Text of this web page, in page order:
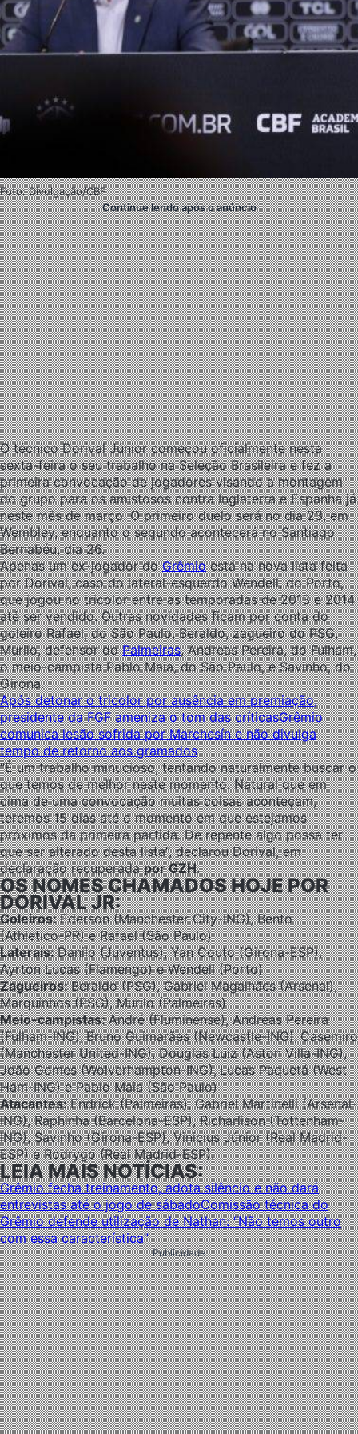
Foto: Divulgação/CBF
Continue lendo após o anúncio
O técnico Dorival Júnior começou oficialmente nesta
sexta-feira o seu trabalho na Seleção Brasileira e fez a
primeira convocação de jogadores visando a montagem
do grupo para os amistosos contra Inglaterra e Espanha já
neste mês de março. O primeiro duelo será no dia 23, em
Wembley, enquanto o segundo acontecerá no Santiago
Bernabéu, dia 26.
Apenas um ex-jogador doGrêmioestá na nova lista feita
por Dorival, caso do lateral-esquerdo Wendell, do Porto,
que jogou no tricolor entre as temporadas de 2013 e 2014
até ser vendido. Outras novidades ficam por conta do
goleiro Rafael, do São Paulo, Beraldo, zagueiro do PSG,
Murilo, defensor doPalmeiras, Andreas Pereira, do Fulham,
o meio-campista Pablo Maia, do São Paulo, e Savinho, do
Girona.
Após detonar o tricolor por ausência em premiação,
presidente da FGF ameniza o tom das críticasGrêmio
comunica lesão sofrida por Marchesín e não divulga
tempo de retorno aos gramados
“É um trabalho minucioso, tentando naturalmente buscar o
que temos de melhor neste momento. Natural que em
cima de uma convocação muitas coisas aconteçam,
teremos 15 dias até o momento em que estejamos
próximos da primeira partida. De repente algo possa ter
que ser alterado desta lista”, declarou Dorival, em
declaração recuperadapor GZH.
OS NOMES CHAMADOS HOJE POR
DORIVAL JR:
Goleiros:Ederson (Manchester City-ING), Bento
(Athletico-PR) e Rafael (São Paulo)
Laterais:Danilo (Juventus), Yan Couto (Girona-ESP),
Ayrton Lucas (Flamengo) e Wendell (Porto)
Zagueiros:Beraldo (PSG), Gabriel Magalhães (Arsenal),
Marquinhos (PSG), Murilo (Palmeiras)
Meio-campistas:André (Fluminense), Andreas Pereira
(Fulham-ING), Bruno Guimarães (Newcastle-ING), Casemiro
(Manchester United-ING), Douglas Luiz (Aston Villa-ING),
João Gomes (Wolverhampton-ING), Lucas Paquetá (West
Ham-ING) e Pablo Maia (São Paulo)
Atacantes:Endrick (Palmeiras), Gabriel Martinelli (Arsenal-
ING), Raphinha (Barcelona-ESP), Richarlison (Tottenham-
ING), Savinho (Girona-ESP), Vinicius Júnior (Real Madrid-
ESP) e Rodrygo (Real Madrid-ESP).
LEIA MAIS NOTÍCIAS:
Grêmio fecha treinamento, adota silêncio e não dará
entrevistas até o jogo de sábadoComissão técnica do
Grêmio defende utilização de Nathan: “Não temos outro
com essa característica”
Publicidade